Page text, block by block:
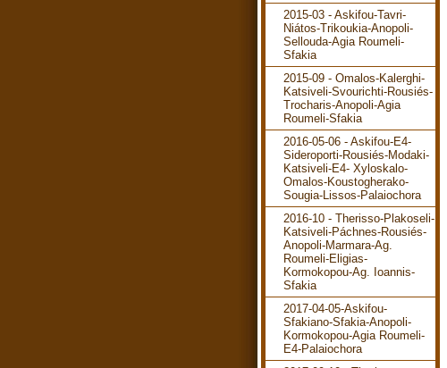
2015-03 - Askifou-Tavri-
Niátos-Trikoukia-Anopoli-
Sellouda-Agia Roumeli-
Sfakia
2015-09 - Omalos-Kalerghi-
Katsiveli-Svourichti-Rousiés-
Trocharis-Anopoli-Agia
Roumeli-Sfakia
2016-05-06 - Askifou-E4-
Sideroporti-Rousiés-Modaki-
Katsiveli-E4- Xyloskalo-
Omalos-Koustogherako-
Sougia-Lissos-Palaiochora
2016-10 - Therisso-Plakoseli-
Katsiveli-Páchnes-Rousiés-
Anopoli-Marmara-Ag.
Roumeli-Eligias-
Kormokopou-Ag. Ioannis-
Sfakia
2017-04-05-Askifou-
Sfakiano-Sfakia-Anopoli-
Kormokopou-Agia Roumeli-
E4-Palaiochora